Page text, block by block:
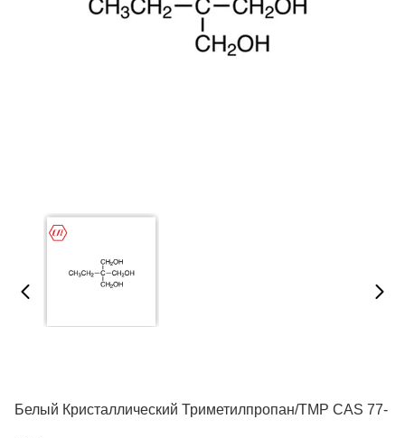
Белый Кристаллический Триметилпропан/TMP CAS 77-